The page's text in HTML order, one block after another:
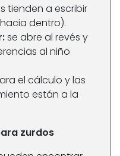
tienden a escribir
dentro).
se abre al revés y
al niño
el cálculo y las
están a la
zurdos